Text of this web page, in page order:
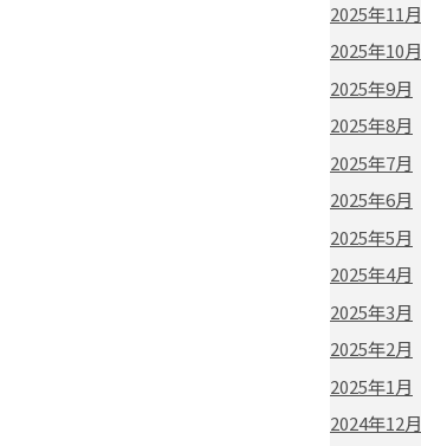
2025年11月
2025年10月
2025年9月
2025年8月
2025年7月
2025年6月
2025年5月
2025年4月
2025年3月
2025年2月
2025年1月
2024年12月